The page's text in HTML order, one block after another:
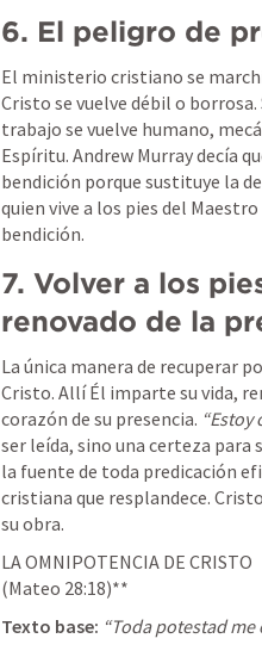
6. El peligro de
El ministerio cristiano se
Cristo se vuelve débil o
trabajo se vuelve humano,
Espíritu. Andrew Murray decía
bendición porque sustituye la
quien vive a los pies del
bendición.
7. Volver a los
renovado de la
La única manera de recuperar
Cristo. Allí Él imparte su vida,
corazón de su presencia.
ser leída, sino una certeza para
la fuente de toda predicación
cristiana que resplandece.
su obra.
LA OMNIPOTENCIA DE CRISTO
(Mateo 28:18)**
Texto base: “Toda potestad me